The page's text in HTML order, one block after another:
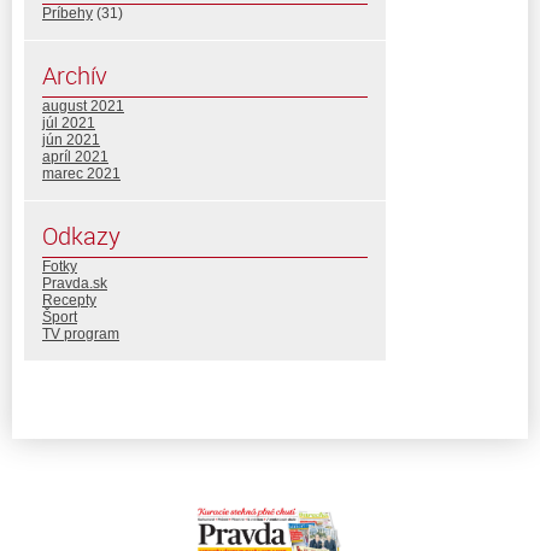
Príbehy (31)
Archív
august 2021
júl 2021
jún 2021
apríl 2021
marec 2021
Odkazy
Fotky
Pravda.sk
Recepty
Šport
TV program